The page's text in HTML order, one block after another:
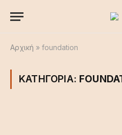
Αρχική » foundation
ΚΑΤΗΓΟΡΙΑ: